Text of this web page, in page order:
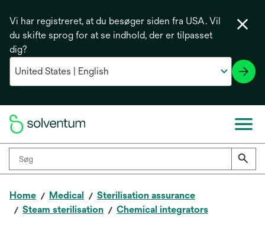
Vi har registreret, at du besøger siden fra USA. Vil
du skifte sprog for at se indhold, der er tilpasset
dig?
Home Medical
Sterilisation assurance
Steam sterilisation
Chemical integrators